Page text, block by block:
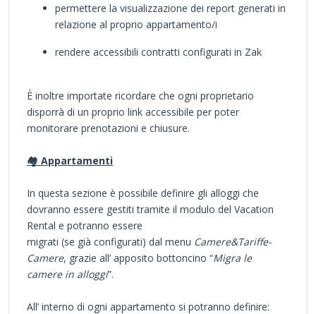
permettere la visualizzazione dei report generati in
relazione al proprio appartamento/i
rendere accessibili contratti configurati in Zak
È inoltre importate ricordare che ogni proprietario
disporrà di un proprio link accessibile per poter
monitorare prenotazioni e chiusure.
🏘️ Appartamenti
In questa sezione è possibile definire gli alloggi che
dovranno essere gestiti tramite il modulo del Vacation
Rental e potranno essere
migrati (se già configurati) dal menu Camere&Tariffe-
Camere, grazie all’ apposito bottoncino “Migra le
camere in alloggi”.
All’ interno di ogni appartamento si potranno definire: